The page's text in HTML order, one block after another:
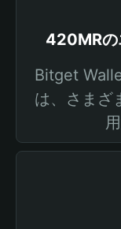
420MRの
Bitget
は、さまざ